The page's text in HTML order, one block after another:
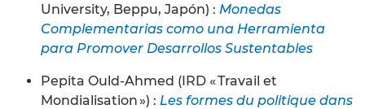
University, Beppu, Japón) : Monedas
Complementarias como una Herramienta
para Promover Desarrollos Sustentables
Pepita Ould-Ahmed (IRD « Travail et
Mondialisation ») : Les formes du politique dans